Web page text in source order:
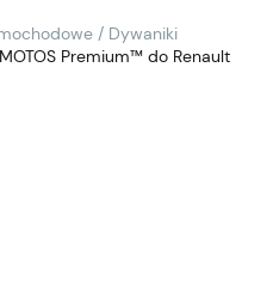
/ Dywaniki
Premium™ do Renault